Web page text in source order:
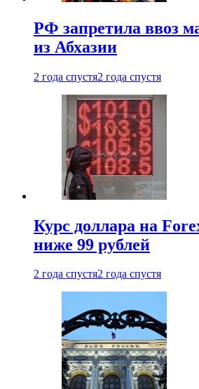
РФ запретила ввоз
из Абхазии
2 года спустя2 года спустя
Курс доллара на
ниже 99 рублей
2 года спустя2 года спустя